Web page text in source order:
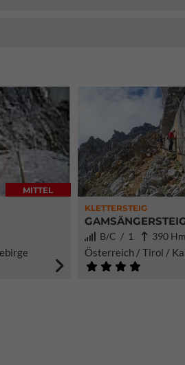
MITTEL
KLETTERSTEIG
B/C / 1 390
Österreich / Tirol /